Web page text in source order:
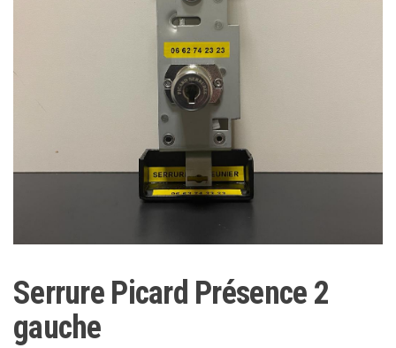
Serrure Picard Présence 2
gauche